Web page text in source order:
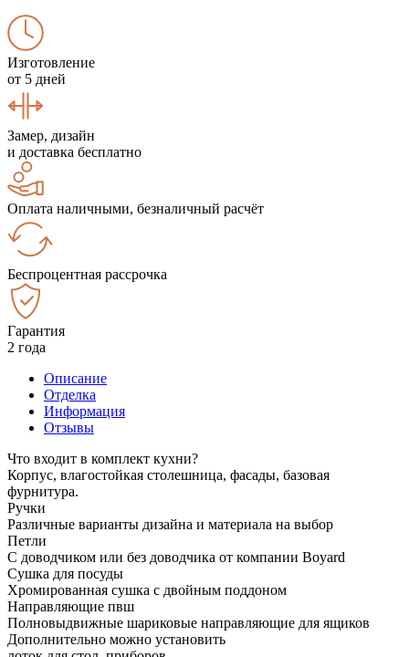
Изготовление
от 5 дней
Замер, дизайн
и доставка бесплатно
Оплата наличными, безналичный расчёт
Беспроцентная рассрочка
Гарантия
2 года
Описание
Отделка
Информация
Отзывы
Что входит в комплект кухни?
Корпус, влагостойкая столешница, фасады, базовая
фурнитура.
Ручки
Различные варианты дизайна и материала на выбор
Петли
С доводчиком или без доводчика от компании Boyard
Сушка для посуды
Хромированная сушка с двойным поддоном
Направляющие пвш
Полновыдвижные шариковые направляющие для ящиков
Дополнительно можно установить